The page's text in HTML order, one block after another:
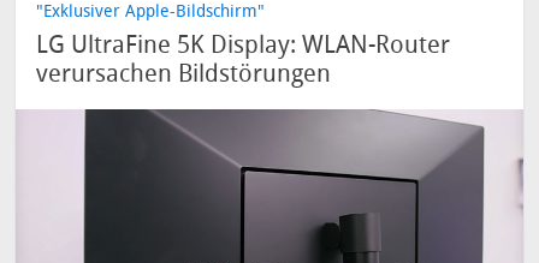
"Exklusiver Apple-Bildschirm"
LG UltraFine 5K Display: WLAN-Router
verursachen Bildstörungen